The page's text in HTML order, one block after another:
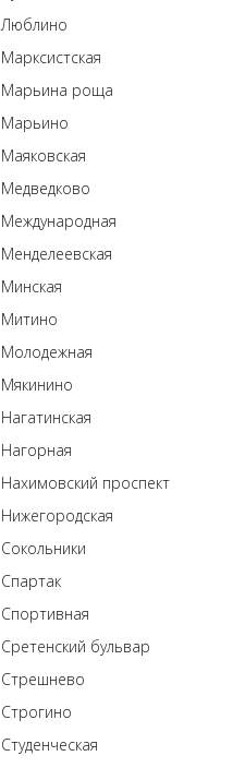
Люблино
Марксистская
Марьина роща
Марьино
Маяковская
Медведково
Международная
Менделеевская
Минская
Митино
Молодежная
Мякинино
Нагатинская
Нагорная
Нахимовский проспект
Нижегородская
Сокольники
Спартак
Спортивная
Сретенский бульвар
Стрешнево
Строгино
Студенческая